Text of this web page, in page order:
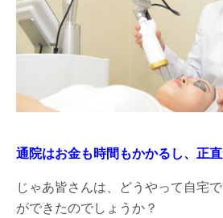
通院はお金も時間もかかるし、正
じゃあ皆さんは、どうやって自宅
ができたのでしょうか？